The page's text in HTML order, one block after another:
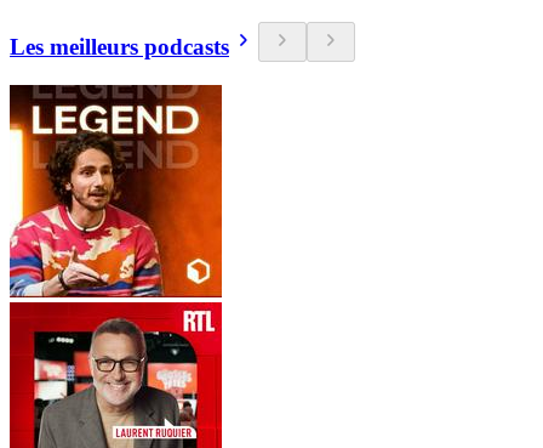
Les meilleurs podcasts